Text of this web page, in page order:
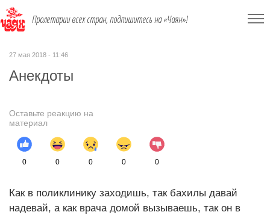
Пролетарии всех стран, подпишитесь на «Чаян»!
27 мая 2018 - 11:46
Анекдоты
Оставьте реакцию на
материал
0 0 0 0 0
Как в поликлинику заходишь, так бахилы давай
надевай, а как врача домой вызываешь, так он в